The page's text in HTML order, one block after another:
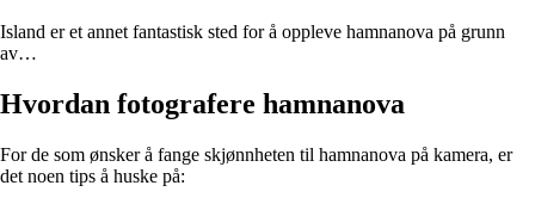
Island er et annet fantastisk sted for å oppleve hamnanova på grunn
av…
Hvordan fotografere hamnanova
For de som ønsker å fange skjønnheten til hamnanova på kamera, er
det noen tips å huske på: